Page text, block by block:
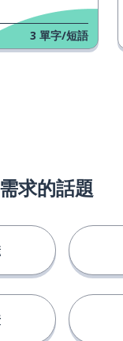
3 單字/短語
求的話題